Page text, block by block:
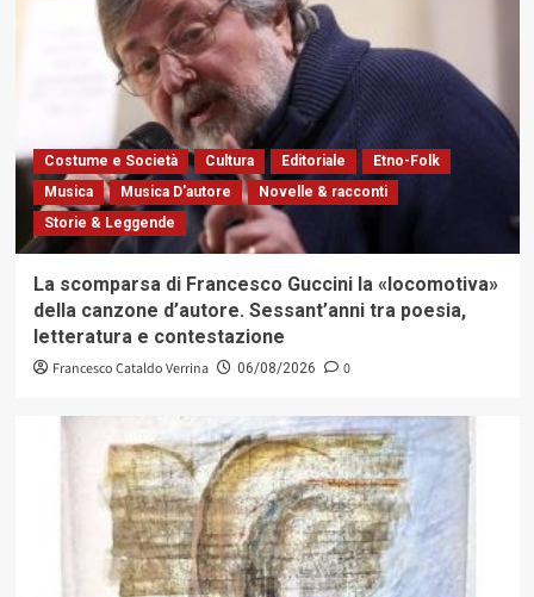
Costume e Società Cultura Editoriale
Etno-Folk
Musica
Musica D'autore
Novelle & racconti
Storie & Leggende
La scomparsa di Francesco Guccini la «locomotiva»
della canzone d’autore. Sessant’anni tra poesia,
letteratura e contestazione
Francesco Cataldo Verrina 06/08/2026 0